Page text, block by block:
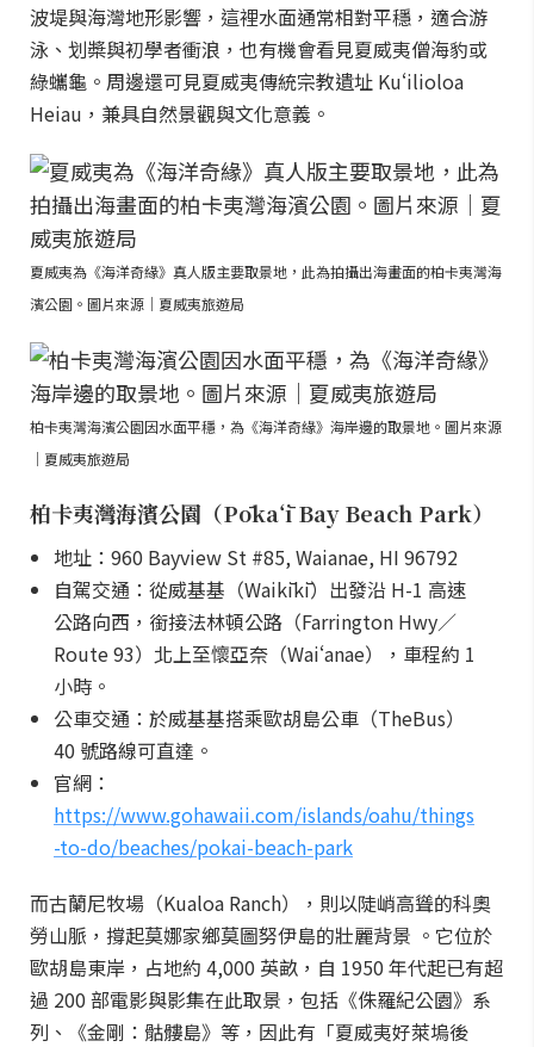
波堤與海灣地形影響，這裡水面通常相對平穩，適合游
泳、划槳與初學者衝浪，也有機會看見夏威夷僧海豹或
綠蠵龜。周邊還可見夏威夷傳統宗教遺址 Kuʻilioloa
Heiau，兼具自然景觀與文化意義。
夏威夷為《海洋奇緣》真人版主要取景地，此為拍攝出海畫面的柏卡夷灣海
濱公園。圖片來源｜夏威夷旅遊局
柏卡夷灣海濱公園因水面平穩，為《海洋奇緣》海岸邊的取景地。圖片來源
｜夏威夷旅遊局
柏卡夷灣海濱公園（Pōkaʻī Bay Beach Park）
地址：960 Bayview St #85, Waianae, HI 96792
自駕交通：從威基基（Waikīkī）出發沿 H-1 高速
公路向西，銜接法林頓公路（Farrington Hwy／
Route 93）北上至懷亞奈（Waiʻanae），車程約 1
小時。
公車交通：於威基基搭乘歐胡島公車（TheBus）
40 號路線可直達。
官網：
https://www.gohawaii.com/islands/oahu/things
-to-do/beaches/pokai-beach-park
而古蘭尼牧場（Kualoa Ranch），則以陡峭高聳的科奧
勞山脈，撐起莫娜家鄉莫圖努伊島的壯麗背景 。它位於
歐胡島東岸，占地約 4,000 英畝，自 1950 年代起已有超
過 200 部電影與影集在此取景，包括《侏羅紀公園》系
列、《金剛：骷髏島》等，因此有「夏威夷好萊塢後